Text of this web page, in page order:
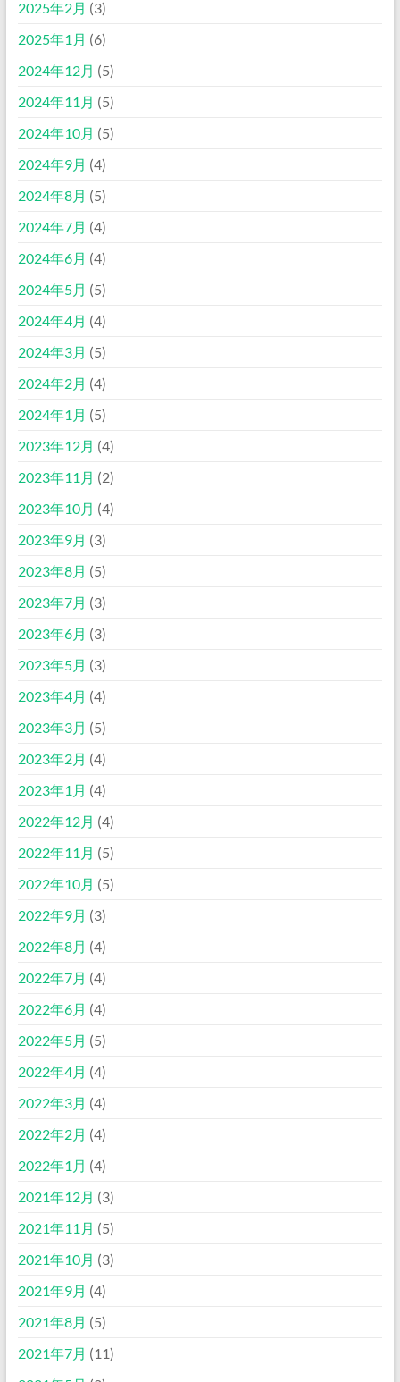
2025年2月 (3)
2025年1月 (6)
2024年12月 (5)
2024年11月 (5)
2024年10月 (5)
2024年9月 (4)
2024年8月 (5)
2024年7月 (4)
2024年6月 (4)
2024年5月 (5)
2024年4月 (4)
2024年3月 (5)
2024年2月 (4)
2024年1月 (5)
2023年12月 (4)
2023年11月 (2)
2023年10月 (4)
2023年9月 (3)
2023年8月 (5)
2023年7月 (3)
2023年6月 (3)
2023年5月 (3)
2023年4月 (4)
2023年3月 (5)
2023年2月 (4)
2023年1月 (4)
2022年12月 (4)
2022年11月 (5)
2022年10月 (5)
2022年9月 (3)
2022年8月 (4)
2022年7月 (4)
2022年6月 (4)
2022年5月 (5)
2022年4月 (4)
2022年3月 (4)
2022年2月 (4)
2022年1月 (4)
2021年12月 (3)
2021年11月 (5)
2021年10月 (3)
2021年9月 (4)
2021年8月 (5)
2021年7月 (11)